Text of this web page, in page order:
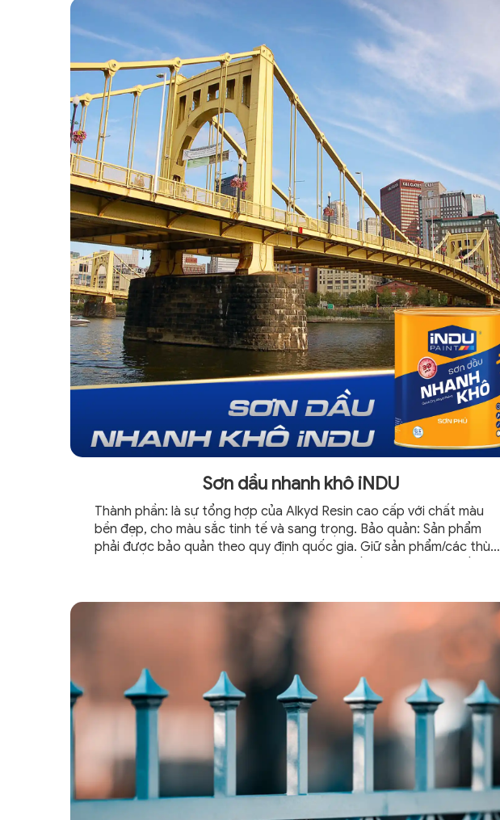
Sơn dầu nhanh khô iNDU
Thành phần: là sự tổng hợp của Alkyd Resin cao cấp với chất màu
bền đẹp, cho màu sắc tinh tế và sang trọng. Bảo quản: Sản phẩm
phải được bảo quản theo quy định quốc gia. Giữ sản phẩm/các thùng